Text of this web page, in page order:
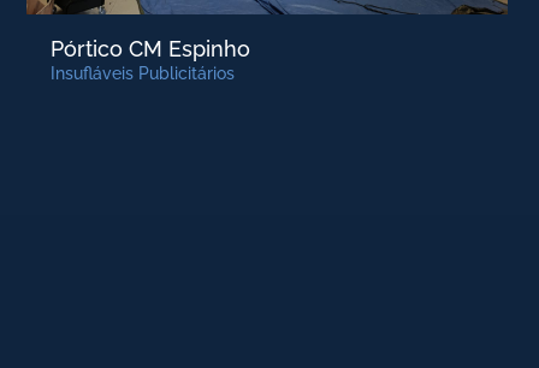
Pórtico CM Espinho
Insufláveis Publicitários